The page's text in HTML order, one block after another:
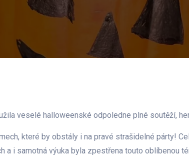
veselé halloweenské odpoledne plné soutěží,
které by obstály i na pravé strašidelné párty!
a i samotná výuka byla zpestřena touto oblíbenou